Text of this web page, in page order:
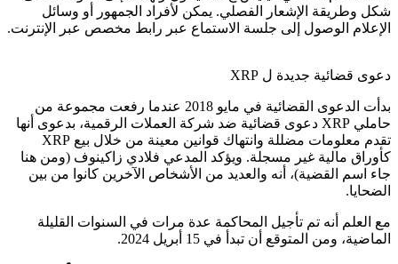
شكل وطريقة الإشعار الفصلي. يمكن لأفراد الجمهور أو وسائل
الإعلام الوصول إلى جلسة الاستماع عبر رابط مخصص عبر الإنترنت.
دعوى قضائية جديدة ل XRP
بدأت الدعوى القضائية في مايو 2018 عندما رفعت مجموعة من
حاملي XRP دعوى قضائية ضد شركة العملات الرقمية، بدعوى أنها
تقدم معلومات مضللة وانتهاك قوانين معينة من خلال بيع XRP
كأوراق مالية غير مسجلة. ويؤكد المدعي فلادي زاكينوف (ومن هنا
جاء اسم القضية)، أنه والعديد من الأشخاص الآخرين كانوا من بين
الضحايا.
مع العلم أنه تم تأجيل المحاكمة عدة مرات في السنوات القليلة
الماضية، ومن المتوقع أن تبدأ في 15 أبريل 2024.